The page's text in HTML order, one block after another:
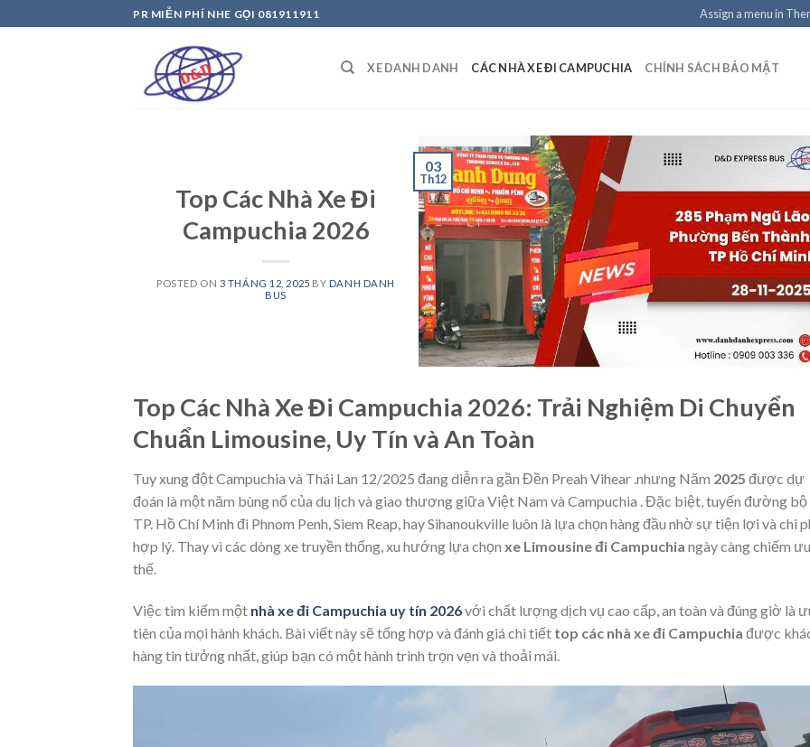
PR MIỄN PHÍ NHE GỌI 081911911 Assign a menu in
XE DANH DANH CÁC NHÀ XE ĐI CAMPUCHIA CHÍNH SÁCH BẢO MẬT
Top Các Nhà Xe Đi
Campuchia 2026
POSTED ON 3 THÁNG 12, 2025 BY DANH DANH
BUS
03
Th12
Top Các Nhà Xe Đi Campuchia 2026: Trải Nghiệm Di Chuyển
Chuẩn Limousine, Uy Tín và An Toàn
Tuy xung đột Campuchia và Thái Lan 12/2025 đang diễn ra gần Đền Preah Vihear .nhưng Năm 2025 được dự
đoán là một năm bùng nổ của du lịch và giao thương giữa Việt Nam và Campuchia . Đặc biệt, tuyến đường
TP. Hồ Chí Minh đi Phnom Penh, Siem Reap, hay Sihanoukville luôn là lựa chọn hàng đầu nhờ sự tiện lợi và chi
hợp lý. Thay vì các dòng xe truyền thống, xu hướng lựa chọn xe Limousine đi Campuchia ngày càng chiếm ưu
thế.
Việc tìm kiếm một nhà xe đi Campuchia uy tín 2026với chất lượng dịch vụ cao cấp, an toàn và đúng giờ là
tiên của mọi hành khách. Bài viết này sẽ tổng hợp và đánh giá chi tiết top các nhà xe đi Campuchia được
hàng tin tưởng nhất, giúp bạn có một hành trình trọn vẹn và thoải mái.